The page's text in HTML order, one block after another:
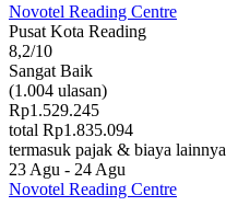
Novotel Reading Centre
Pusat Kota Reading
8,2/10
Sangat Baik
(1.004 ulasan)
Rp1.529.245
total Rp1.835.094
termasuk pajak & biaya lainnya
23 Agu - 24 Agu
Novotel Reading Centre